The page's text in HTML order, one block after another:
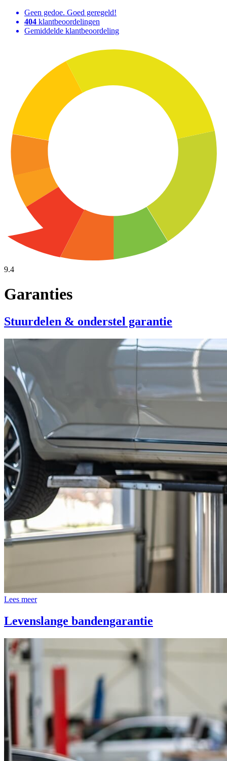
Geen gedoe. Goed geregeld!
404 klantbeoordelingen
Gemiddelde klantbeoordeling
9.4
Garanties
Stuurdelen & onderstel garantie
Lees meer
Levenslange bandengarantie